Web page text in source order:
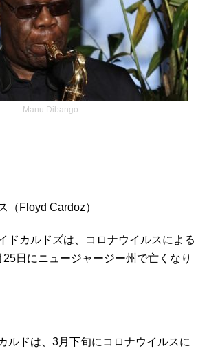
Manu Dibango
（Floyd Cardoz）
ドカルドズは、コロナウイルスによる
日にニュージャージー州で亡くなり
ルドは、3月下旬にコロナウイルスに